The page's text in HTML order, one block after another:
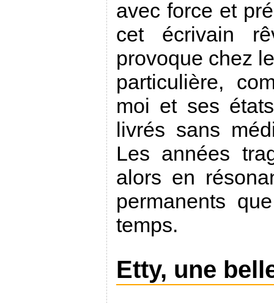
avec force et
cet écrivain
provoque chez
particulière,
moi et ses
livrés sans
Les années
alors en
permanents
temps.
Etty, une